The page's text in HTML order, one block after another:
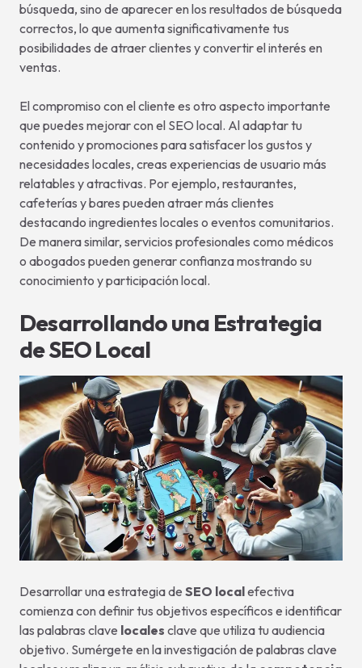
búsqueda, sino de aparecer en los resultados de búsqueda
correctos, lo que aumenta significativamente tus
posibilidades de atraer clientes y convertir el interés en
ventas.
El compromiso con el cliente es otro aspecto importante
que puedes mejorar con el SEO local. Al adaptar tu
contenido y promociones para satisfacer los gustos y
necesidades locales, creas experiencias de usuario más
relatables y atractivas. Por ejemplo, restaurantes,
cafeterías y bares pueden atraer más clientes
destacando ingredientes locales o eventos comunitarios.
De manera similar, servicios profesionales como médicos
o abogados pueden generar confianza mostrando su
conocimiento y participación local.
Desarrollando una Estrategia
de SEO Local
Desarrollar una estrategia de SEO localefectiva
comienza con definir tus objetivos específicos e identificar
las palabras clave locales clave que utiliza tu audiencia
objetivo. Sumérgete en la investigación de palabras clave